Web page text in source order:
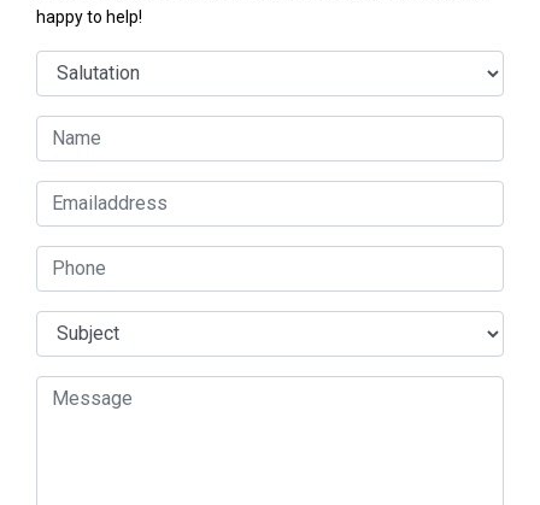
happy to help!